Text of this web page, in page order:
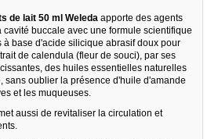
de lait 50 ml Weleda apporte des agents
buccale avec une formule scientifique
base d'acide silicique abrasif doux pour
de calendula (fleur de souci), par ses
des huiles essentielles naturelles
sans oublier la présence d'huile d'amande
et les muqueuses.
aussi de revitaliser la circulation et